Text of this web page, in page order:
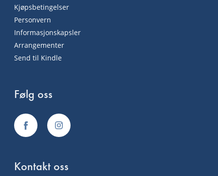
Kjøpsbetingelser
Personvern
Informasjonskapsler
Arrangementer
Send til Kindle
Følg oss
Kontakt oss